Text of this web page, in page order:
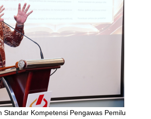
Standar Kompetensi Pengawas Pemilu